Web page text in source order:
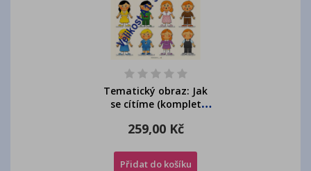
Tematický obraz: Jak
se cítíme (komplet
259,00 Kč
Přidat do košíku